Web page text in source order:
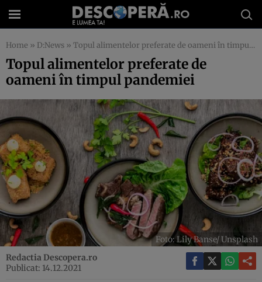
Home » D:News » Topul alimentelor preferate de oameni în timpul pandemiei
Topul alimentelor preferate de
oameni în timpul pandemiei
Foto: Lily Banse/ Unsplash
Redactia Descopera.ro
Publicat: 14.12.2021